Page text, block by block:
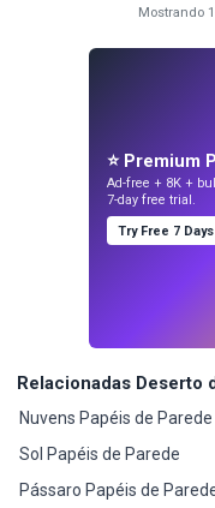
Mostrando
⭐ Premium
Ad-free + 8K +
7-day free trial.
Try Free 7
Relacionadas Deserto
Nuvens Papéis de Parede
Sol Papéis de Parede
Pássaro Papéis de